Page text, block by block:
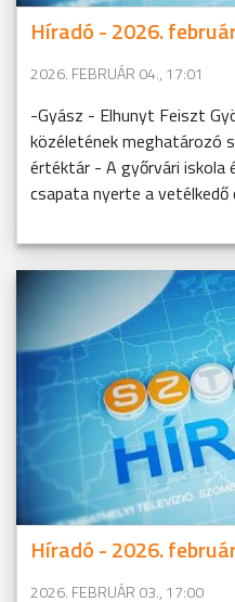
Híradó - 2026.
2026. FEBRUÁR 04., 17:01
-Gyász - Elhunyt Feiszt
közéletének meghatározó
értéktár - A győrvári iskola
csapata nyerte a vetélkedő
Híradó - 2026.
2026. FEBRUÁR 03., 17:00